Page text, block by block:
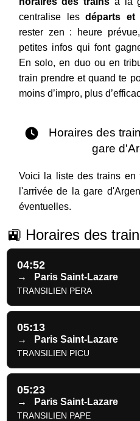
centralise lesdéparts et
rester zen : heure
petites infos qui font
En solo, en duo ou en
train prendre et quand te
moins d’impro, plus
Horaires des
gare
Voici la liste des trains en
l'arrivée de la gare
éventuelles.
🚉 Horaires des
04:52
→ Paris Saint-Lazare
TRANSILIEN PERA
05:13
→ Paris Saint-Lazare
TRANSILIEN PICU
05:23
→ Paris Saint-Lazare
TRANSILIEN PAPE